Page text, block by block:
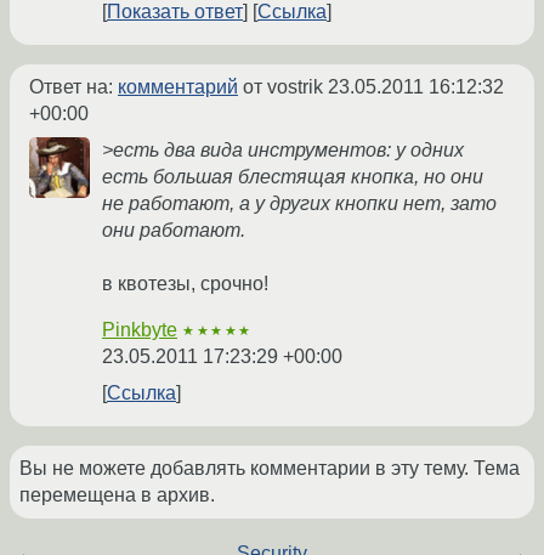
Показать ответ
Ссылка
Ответ на: комментарий от vostrik 23.05.2011 16:12:32
+00:00
>есть два вида инструментов: у одних
есть большая блестящая кнопка, но они
не работают, а у других кнопки нет, зато
они работают.
в квотезы, срочно!
Pinkbyte ★★★★★
23.05.2011 17:23:29 +00:00
Ссылка
Вы не можете добавлять комментарии в эту тему. Тема
перемещена в архив.